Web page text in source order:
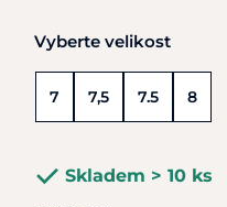
Vyberte velikost
7 7,5 7.5 8
Skladem > 10 ks